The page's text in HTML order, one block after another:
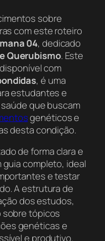
sobre
com este roteiro
04, dedicado
Querubismo. Este
com
, é uma
estudantes e
que buscam
genéticos e
desta condição.
de forma clara e
completo, ideal
e testar
A estrutura de
dos estudos,
sobre tópicos
genéticas e
e produtivo.